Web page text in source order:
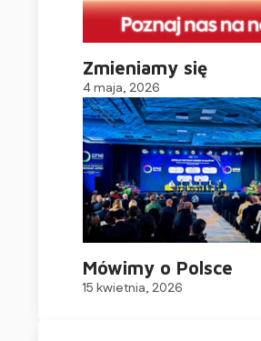
Zmieniamy się
4 maja, 2026
Mówimy o Polsce
15 kwietnia, 2026